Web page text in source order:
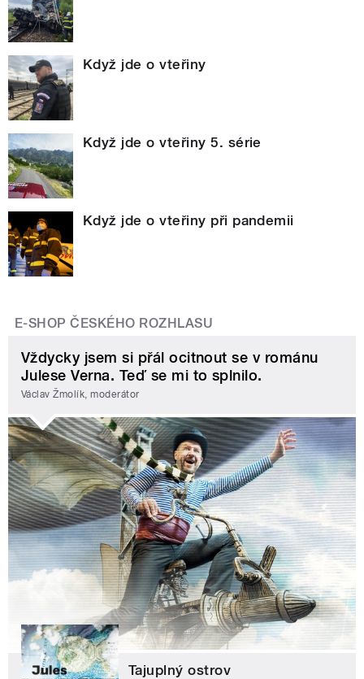
Když jde o vteřiny
Když jde o vteřiny 5. série
Když jde o vteřiny při pandemii
E-SHOP ČESKÉHO ROZHLASU
Vždycky jsem si přál ocitnout se v románu
Julese Verna. Teď se mi to splnilo.
Václav Žmolík, moderátor
Tajuplný ostrov